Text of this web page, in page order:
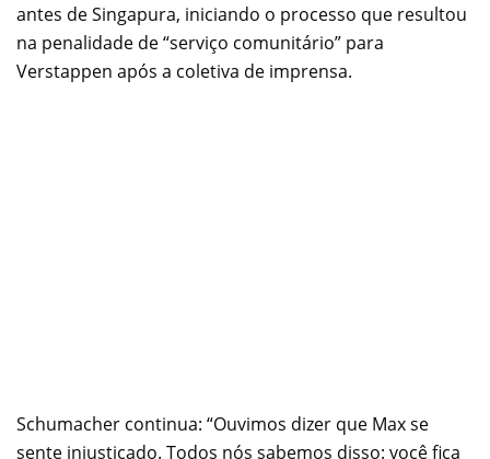
antes de Singapura, iniciando o processo que resultou
na penalidade de “serviço comunitário” para
Verstappen após a coletiva de imprensa.
Schumacher continua: “Ouvimos dizer que Max se
sente injustiçado. Todos nós sabemos disso: você fica